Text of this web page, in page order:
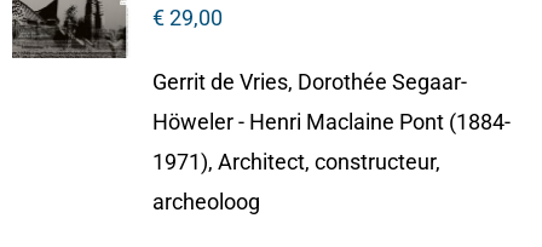
€29,00
Gerrit de Vries, Dorothée Segaar-
Höweler - Henri Maclaine Pont (1884-
1971), Architect, constructeur,
archeoloog